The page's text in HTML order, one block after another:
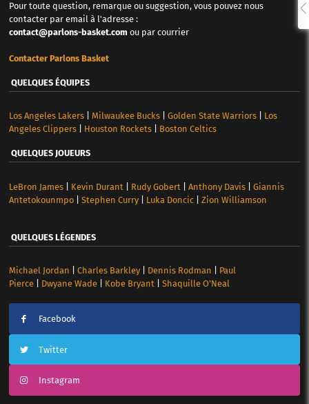
Pour toute question, remarque ou suggestion, vous pouvez nous
contacter par email à l'adresse :
contact@parlons-basket.com ou par courrier
Contacter Parlons Basket
QUELQUES ÉQUIPES
Los Angeles Lakers| Milwaukee Bucks| Golden State Warriors| Los
Angeles Clippers| Houston Rockets| Boston Celtics
QUELQUES JOUEURS
LeBron James| Kevin Durant Rudy Gobert Anthony Davis| Giannis
Antetokounmpo| Stephen Curry| Luka Doncic| Zion Williamson
QUELQUES LÉGENDES
Michael Jordan Charles Barkley| Dennis Rodman
Paul
Pierce| Dwyane Wade| Kobe Bryant| Shaquille O’Neal
Facebook
Twitter
Instagram